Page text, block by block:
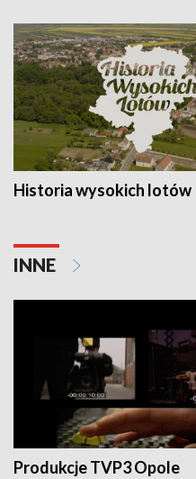
Historia wysokich lotów
INNE
Produkcje TVP3 Opole